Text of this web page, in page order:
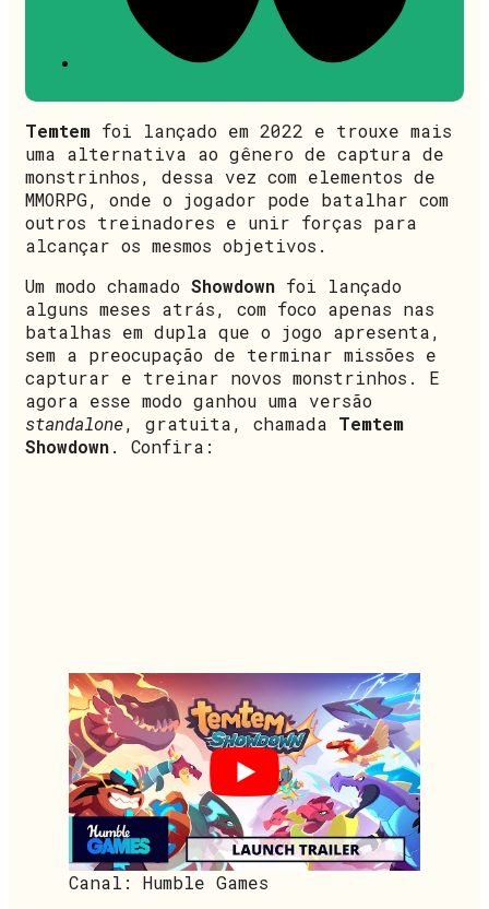
Temtem foi lançado em 2022 e trouxe mais
uma alternativa ao gênero de captura de
monstrinhos, dessa vez com elementos de
MMORPG, onde o jogador pode batalhar com
outros treinadores e unir forças para
alcançar os mesmos objetivos.
Um modo chamado Showdown foi lançado
alguns meses atrás, com foco apenas nas
batalhas em dupla que o jogo apresenta,
sem a preocupação de terminar missões e
capturar e treinar novos monstrinhos. E
agora esse modo ganhou uma versão
standalone, gratuita, chamada Temtem
Showdown. Confira:
Canal: Humble Games